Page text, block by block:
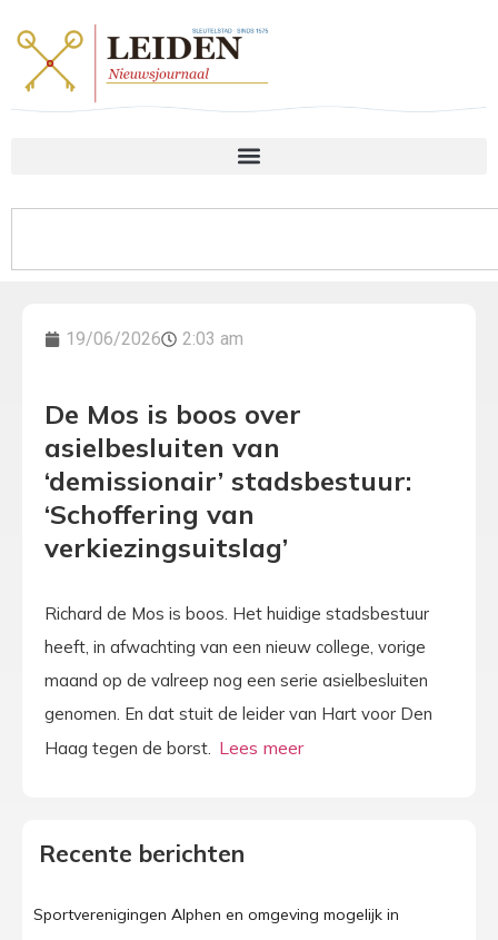
19/06/2026 2:03 am
De Mos is boos over
asielbesluiten van
‘demissionair’ stadsbestuur:
‘Schoffering van
verkiezingsuitslag’
Richard de Mos is boos. Het huidige stadsbestuur
heeft, in afwachting van een nieuw college, vorige
maand op de valreep nog een serie asielbesluiten
genomen. En dat stuit de leider van Hart voor Den
Haag tegen de borst.
Recente berichten
Sportverenigingen Alphen en omgeving mogelijk in